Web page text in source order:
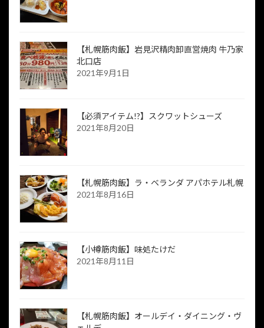
【札幌筋肉飯】岩見沢精肉卸直営焼肉 牛乃家
北口店
2021年9月1日
【必須アイテム!?】スクワットシューズ
2021年8月20日
【札幌筋肉飯】ラ・ベランダ アパホテル札幌
2021年8月16日
【小樽筋肉飯】味処たけだ
2021年8月11日
【札幌筋肉飯】オールデイ・ダイニング・ヴ